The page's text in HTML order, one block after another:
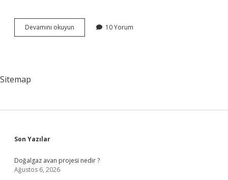
Devamını okuyun Cızlama
Hangi
10 Yorum
Sitemap
Sidebar
Son Yazılar
Doğalgaz avan projesi nedir ?
Ağustos 6, 2026